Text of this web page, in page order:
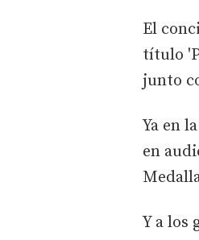
El
título
junto
Ya en
en
Y a los